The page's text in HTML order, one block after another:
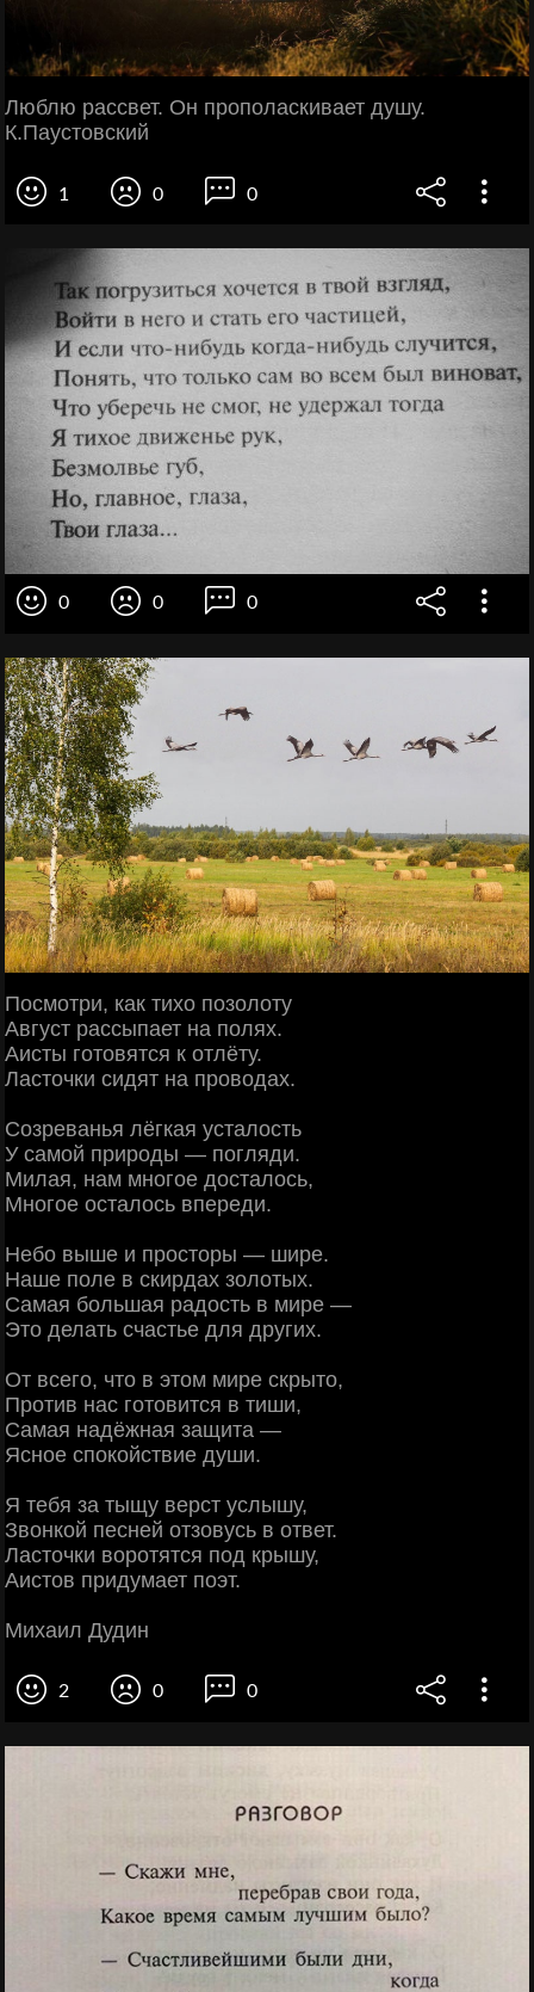
Люблю рассвет. Он прополаскивает душу.
К.Паустовский
1 0 0
0 0 0
Посмотри, как тихо позолоту
Август рассыпает на полях.
Аисты готовятся к отлёту.
Ласточки сидят на проводах.
Созреванья лёгкая усталость
У самой природы — погляди.
Милая, нам многое досталось,
Многое осталось впереди.
Небо выше и просторы — шире.
Наше поле в скирдах золотых.
Самая большая радость в мире —
Это делать счастье для других.
От всего, что в этом мире скрыто,
Против нас готовится в тиши,
Самая надёжная защита —
Ясное спокойствие души.
Я тебя за тыщу верст услышу,
Звонкой песней отзовусь в ответ.
Ласточки воротятся под крышу,
Аистов придумает поэт.
Михаил Дудин
2 0 0